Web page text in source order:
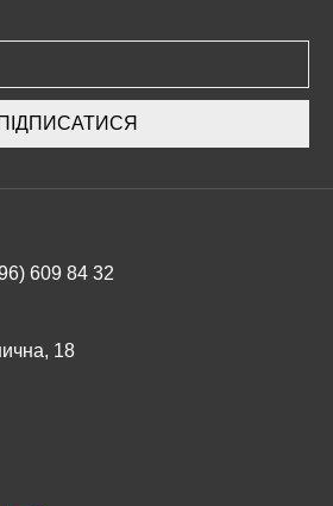
ПІДПИСАТИСЯ
609 84 32
18